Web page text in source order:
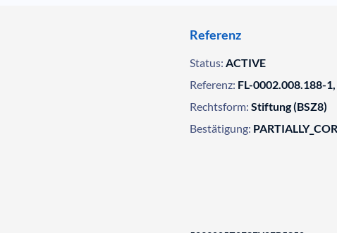
Referenz
Status: ACTIVE
Referenz: FL-0002.008.188-
Rechtsform: Stiftung (BSZ8)
Bestätigung: